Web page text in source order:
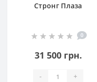
Стронг Плаза
0
31 500 грн.
- +